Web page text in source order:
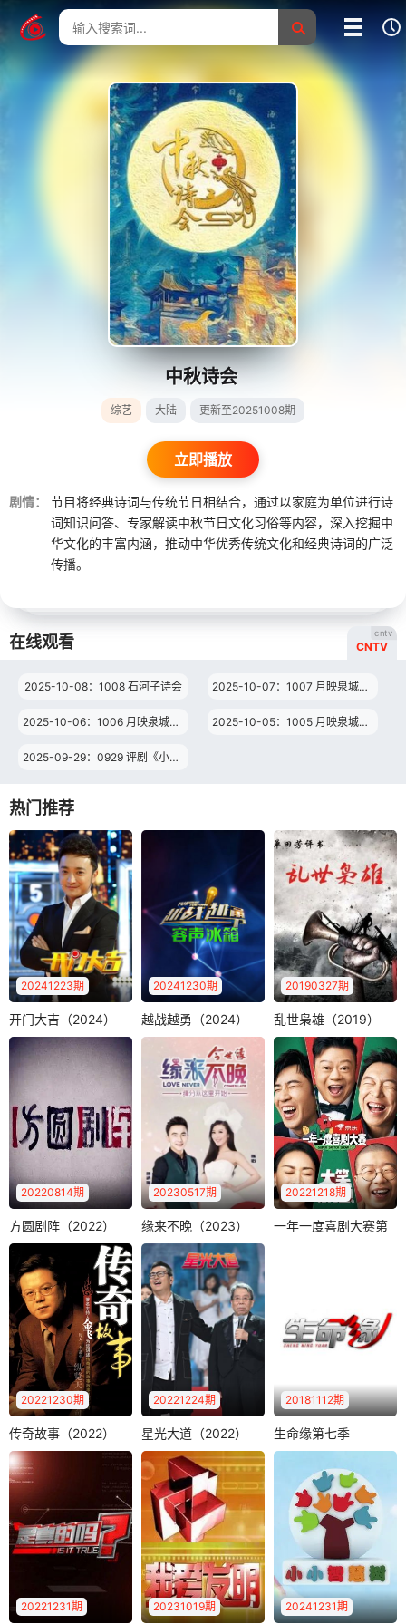
中秋诗会
综艺 大陆 更新至20251008期
立即播放
剧情：
节目将经典诗词与传统节日相结合，通过以家庭为单位进行诗
词知识问答、专家解读中秋节日文化习俗等内容，深入挖掘中
华文化的丰富内涵，推动中华优秀传统文化和经典诗词的广泛
传播。
在线观看 CNTV
cntv
2025-10-08：1008 石河子诗会 2025-10-07：1007 月映泉城（3）
2025-10-06：1006 月映泉城（2） 2025-10-05：1005 月映泉城（1）
2025-09-29：0929 评剧《小女婿》
热门推荐
20241223期
开门大吉（2024）
尼格买提
全新推出的大型益
智游戏类综艺节..
开门大吉（2024）
20241230期
越战越勇（2024）
《越战越勇》节目
面向全国寻找爱唱
歌、唱歌好的普通
人，经过筛选，..
越战越勇（2024）
20190327期
乱世枭雄（2019）
单田芳电视绝版评
书—乱世枭雄，爱
奇艺12月27日起每
周三12:..
乱世枭雄（2019）
20220814期
方圆剧阵（2022）
《方圆剧阵》是CC
TV-12社会与法频道
一档社会纪实剧情
栏目，..
方圆剧阵（2022）
20230517期
缘来不晚（2023）
《缘来不晚》是江
苏综艺频道一档大
型代际相亲交友类
节目，每周五晚..
缘来不晚（2023）
20221218期
一年一度喜剧大赛第二季
赛第2季》是由爱奇
艺出品、米未联合
一年一度喜剧大赛第
20221230期
传奇故事（2022）
金飞
《传奇故事》是江
西卫视自办的最有
特色的一档民生新
闻节目。严格选..
传奇故事（2022）
20221224期
星光大道（2022）
钟丽燕
莫华伦
黄国伦
《星光大道》是中
央电视台综艺频道
推出的一档大型综
艺栏目，由葛延..
星光大道（2022）
20181112期
生命缘第七季
卫视打造的中国国
内全新模式的医疗
纪实节目。拍摄..
生命缘第七季
20221231期 20231019期 20241231期